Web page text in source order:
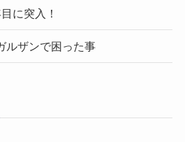
に突入！
ルザンで困った事